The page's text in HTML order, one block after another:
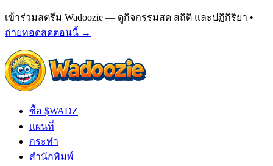
เข้าร่วมสตรีม Wadoozie — ดูกิจกรรมสด สถิติ และปฏิกิริยา •
ถ่ายทอดสดตอนนี้ →
ซื้อ $WADZ
แผนที่
กระทำ
สำนักพิมพ์